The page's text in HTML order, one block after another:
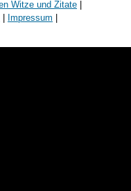
Witze und Zitate
Impressum